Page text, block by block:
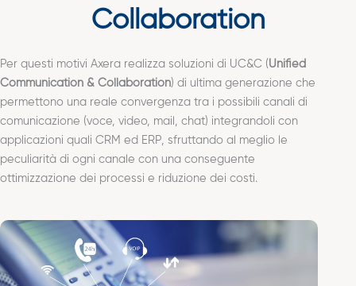
Collaboration
Per questi motivi Axera realizza soluzioni di UC&C (Unified
Communication & Collaboration) di ultima generazione che
permettono una reale convergenza tra i possibili canali di
comunicazione (voce, video, mail, chat) integrandoli con
applicazioni quali CRM ed ERP, sfruttando al meglio le
peculiarità di ogni canale con una conseguente
ottimizzazione dei processi e riduzione dei costi.